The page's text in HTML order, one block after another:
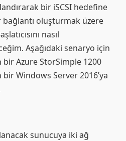
bir iSCSI hedefine
bağlantı oluşturmak üzere
nasıl
Aşağıdaki senaryo için
bir Azure StorSimple 1200
Windows Server 2016’ya
sunucuya iki ağ